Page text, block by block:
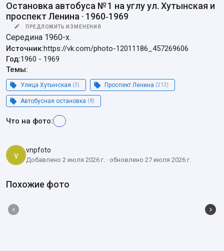
Остановка автобуса № 1 на углу ул. Хутынская и
проспект Ленина · 1960‑1969
ПРЕДЛОЖИТЬ ИЗМЕНЕНИЯ
Середина 1960-х.
Источник:https://vk.com/photo-12011186_457269606
Год:1960 - 1969
Темы:
Улица Хутынская (3) Проспект Ленина (212)
Автобусная остановка (8)
Что на фото:
v vnpfoto
Добавлено 2 июля 2026 г. · обновлено 27 июля 2026 г.
Похожие фото